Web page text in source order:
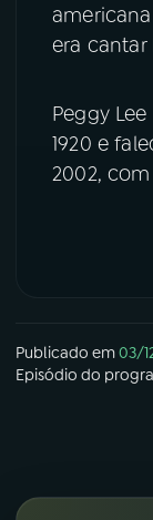
YouTube
TikTok
era cantar
Peggy
1920 e
2002, com
Publicado em03/
Episódio do